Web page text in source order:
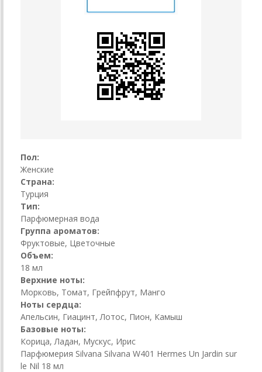
Пол:
Женские
Страна:
Турция
Тип:
Парфюмерная вода
Группа ароматов:
Фруктовые, Цветочные
Объем:
18 мл
Верхние ноты:
Морковь, Томат, Грейпфрут, Манго
Ноты сердца:
Апельсин, Гиацинт, Лотос, Пион, Камыш
Базовые ноты:
Корица, Ладан, Мускус, Ирис
Парфюмерия Silvana Silvana W401 Hermes Un Jardin sur
le Nil 18 мл